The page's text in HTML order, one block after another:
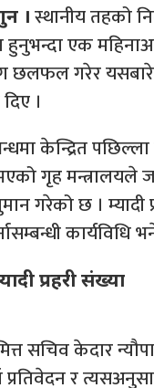
। स्थानीय तहको
एक
छलफल गरेर यसबारे
।
केन्द्रित
गृह मन्त्रालयले
गरेको छ । म्यादी
प्रहरी संख्या
सचिव केदार
प्रतिवेदन र